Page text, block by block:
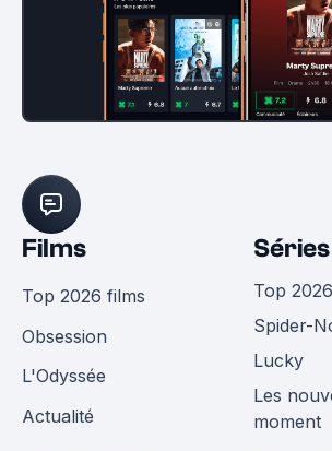
Films
Top 2026 films
Obsession
L'Odyssée
Actualité
Séries
Top
Spider-
Lucky
Les
moment